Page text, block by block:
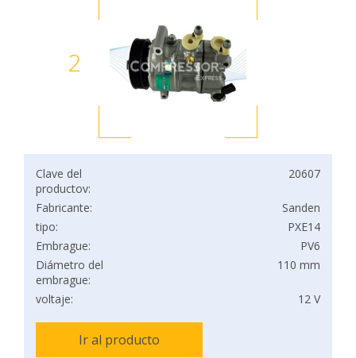
2
Clave del
productov:
20607
Fabricante:
Sanden
tipo:
PXE14
Embrague:
PV6
Diámetro del
embrague:
110 mm
voltaje: 12 V
Ir al producto